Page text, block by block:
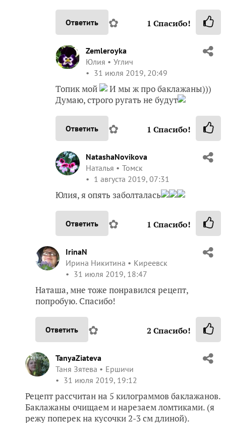
Ответить ✿ 1 Спасибо!
Zemleroyka
Юлия
Углич
31 июля 2019, 20:49
Топик мой
И мы ж про баклажаны)))
Думаю, строго ругать не будут
Ответить ✿ 1 Спасибо!
NatashaNovikova
Наталья
Томск
1 августа 2019, 07:31
Юлия, я опять заболталась
Ответить ✿ 1 Спасибо!
IrinaN
Ирина Никитина
Киреевск
31 июля 2019, 18:47
Наташа, мне тоже понравился рецепт,
попробую. Спасибо!
Ответить ✿ 2 Спасибо!
TanyaZiateva
Таня Зятева
Ершичи
31 июля 2019, 19:12
Рецепт рассчитан на 5 килограммов баклажанов.
Баклажаны очищаем и нарезаем ломтиками. (я
режу поперек на кусочки 2-3 см длиной).